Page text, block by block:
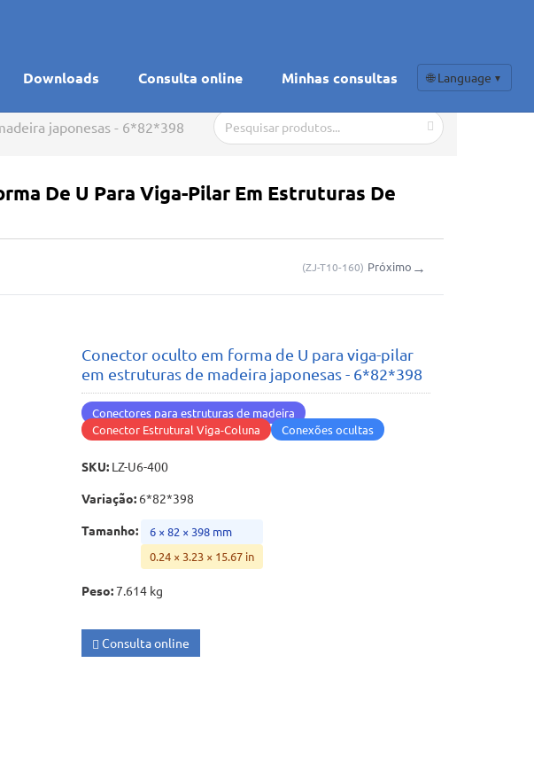
Downloads Consulta online Minhas consultas 🌐 Language ▼
japonesas - 6*82*398
De U Para Viga-Pilar Em Estruturas De
(ZJ-T10-160) Próximo →
Conector oculto em forma de U para viga-pilar
em estruturas de madeira japonesas - 6*82*398
Conectores para estruturas de madeira
Conector Estrutural Viga-Coluna
Conexões ocultas
SKU: LZ-U6-400
Variação: 6*82*398
Tamanho:
6 × 82 × 398 mm
0.24 × 3.23 × 15.67 in
Peso:7.614 kg
Consulta online